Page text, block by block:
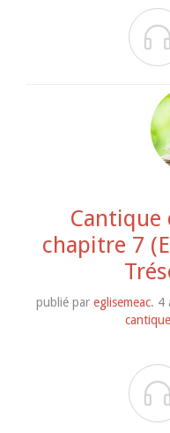

Cantique
chapitre 7
publié par eglisemeac. 4
